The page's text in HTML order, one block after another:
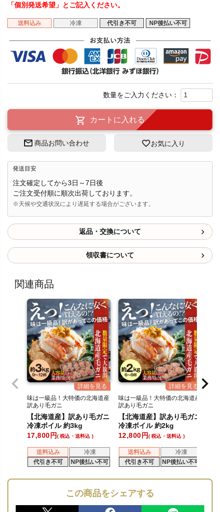
「個別発送希望」とご記入ください。
送料込み 冷凍 代引き不可 NP後払い不可
カートに入れる
商品お問い合わせ お気に入り
発送目安
注文確定してから3日～7日後
ご注文受付順に順次出荷しております。
※天候や交通状況により遅延する場合がございます。
返品・交換について
領収書について
関連商品
味は一級品！大特価の北海道産
訳あり毛ガニ
【北海道産】訳あり毛ガニ
冷凍ボイル 約3kg
送料込み
冷凍
代引き不可
NP後払い不可
17,800 税込・送料込
味は一級品！大特価の北海道産
訳あり毛ガニ
【北海道産】訳あり毛ガニ
冷凍ボイル 約2kg
送料込み
冷凍
代引き不可
NP後払い不可
12,800 税込・送料込
この商品をシェアする